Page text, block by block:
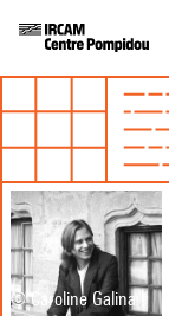
© Caroline Galina